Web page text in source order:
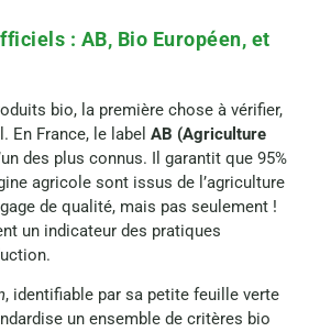
: AB, Bio Européen, et
bio, la première chose à vérifier,
En France, le label AB (Agriculture
des plus connus. Il garantit que 95%
agricole sont issus de l’agriculture
de qualité, mais pas seulement !
un indicateur des pratiques
, identifiable par sa petite feuille verte
un ensemble de critères bio